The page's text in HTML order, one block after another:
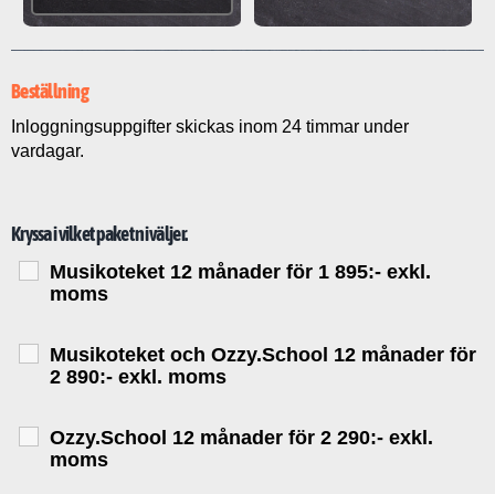
Beställning
Inloggningsuppgifter skickas inom 24 timmar under
vardagar.
Kryssa i vilket paket ni väljer.
Musikoteket 12 månader för 1 895:- exkl.
moms
Musikoteket och Ozzy.School 12 månader för
2 890:- exkl. moms
Ozzy.School 12 månader för 2 290:- exkl.
moms